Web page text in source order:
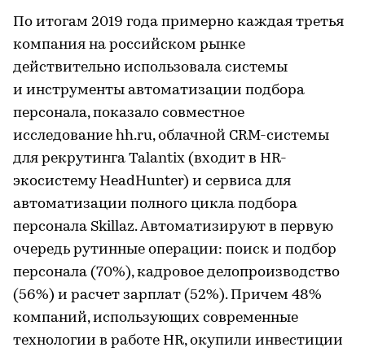
По итогам 2019 года примерно каждая третья
компания на российском рынке
действительно использовала системы
и инструменты автоматизации подбора
персонала, показало совместное
исследование hh.ru, облачной CRM-системы
для рекрутинга Talantix (входит в HR-
экосистему HeadHunter) и сервиса для
автоматизации полного цикла подбора
персонала Skillaz. Автоматизируют в первую
очередь рутинные операции: поиск и подбор
персонала (70%), кадровое делопроизводство
(56%) и расчет зарплат (52%). Причем 48%
компаний, использующих современные
технологии в работе HR, окупили инвестиции